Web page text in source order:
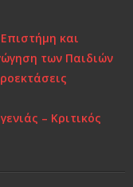
και
των Παιδιών
– Κριτικός